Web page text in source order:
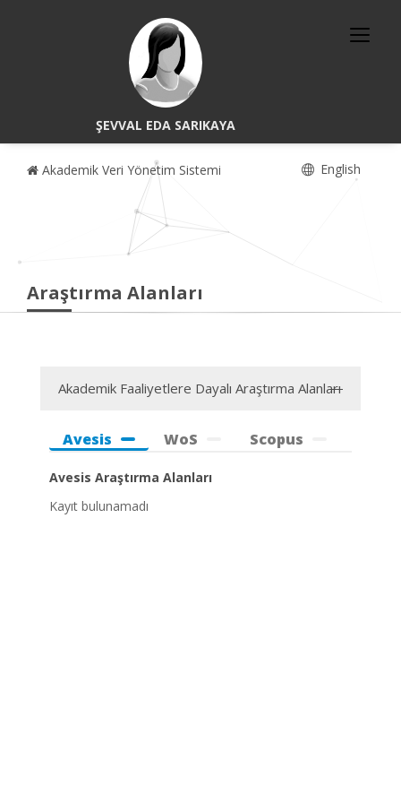
ŞEVVAL EDA SARIKAYA
Akademik Veri Yönetim Sistemi English
Araştırma Alanları
Akademik Faaliyetlere Dayalı Araştırma Alanları
Avesis WoS Scopus
Avesis Araştırma Alanları
Kayıt bulunamadı